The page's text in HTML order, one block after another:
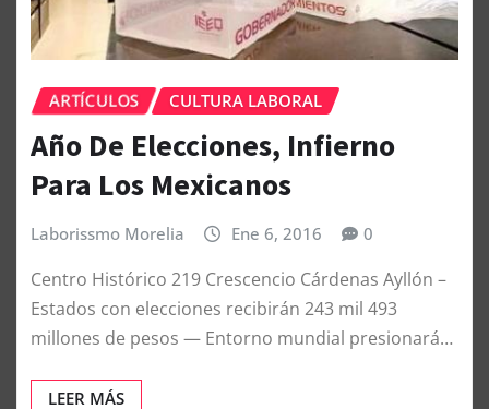
ARTÍCULOS CULTURA LABORAL
Año De Elecciones, Infierno
Para Los Mexicanos
Laborissmo Morelia Ene 6, 2016 0
Centro Histórico 219 Crescencio Cárdenas Ayllón –
Estados con elecciones recibirán 243 mil 493
millones de pesos — Entorno mundial presionará…
LEER MÁS